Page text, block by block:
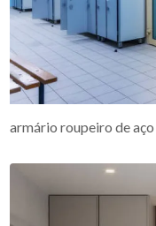
armário roupeiro de